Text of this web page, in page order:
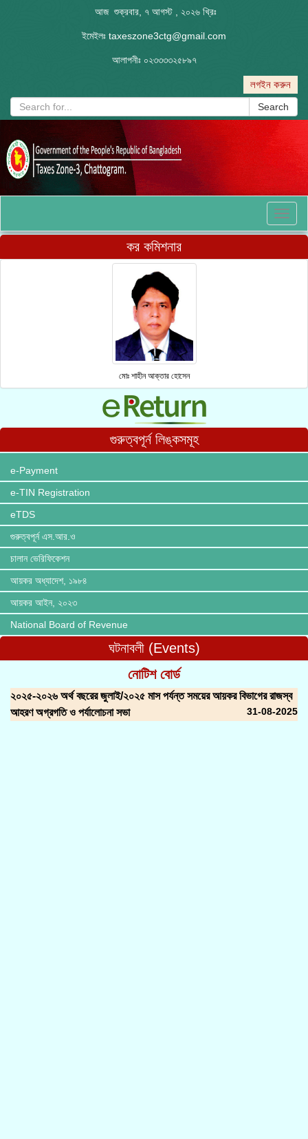
আজ শুক্রবার, ৭ আগস্ট , ২০২৬ খ্রিঃ
ইমেইলঃ taxeszone3ctg@gmail.com
আলাপনীঃ ০২৩৩৩৩২৫৮৯৭
লগইন করুন
Search
কর কমিশনার
মোঃ শাহীন আক্তার হোসেন
গুরুত্বপূর্ন লিঙ্কসমূহ
e-Payment
e-TIN Registration
eTDS
গুরুত্বপূর্ন এস.আর.ও
চালান ভেরিফিকেশন
আয়কর অধ্যাদেশ, ১৯৮৪
আয়কর আইন, ২০২৩
National Board of Revenue
ঘটনাবলী (Events)
নোটিশ বোর্ড
২০২৫-২০২৬ অর্থ বছরের জুলাই/২০২৫ মাস পর্যন্ত সময়ের আয়কর বিভাগের রাজস্ব
আহরণ অগ্রগতি ও পর্যালোচনা সভা
31-08-2025